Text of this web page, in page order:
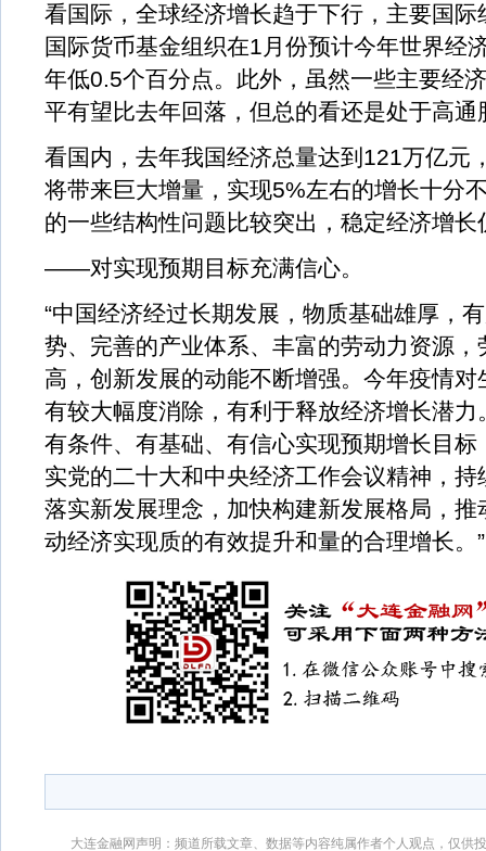
看国际，全球经济增长趋于下行，主要国
国际货币基金组织在1月份预计今年世界经
年低0.5个百分点。此外，虽然一些主要经
平有望比去年回落，但总的看还是处于高通
看国内，去年我国经济总量达到121万亿元
将带来巨大增量，实现5%左右的增长十分
的一些结构性问题比较突出，稳定经济增长
——对实现预期目标充满信心。
“中国经济经过长期发展，物质基础雄厚，
势、完善的产业体系、丰富的劳动力资源
高，创新发展的动能不断增强。今年疫情
有较大幅度消除，有利于释放经济增长潜力
有条件、有基础、有信心实现预期增长目标
实党的二十大和中央经济工作会议精神，
落实新发展理念，加快构建新发展格局，
动经济实现质的有效提升和量的合理增长。”
大连金融网声明：频道所载文章、数据等内容纯属作者个人观点，仅供